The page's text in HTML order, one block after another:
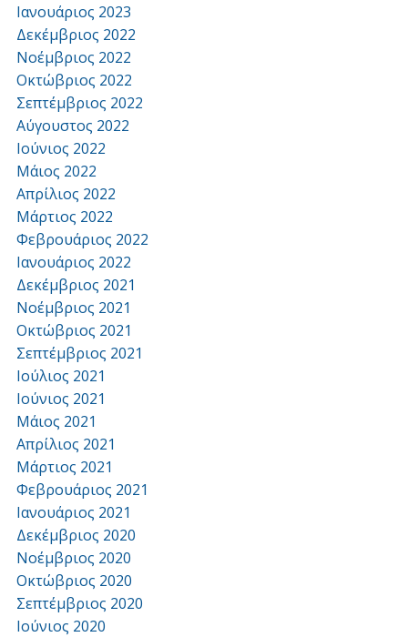
Ιανουάριος 2023
Δεκέμβριος 2022
Νοέμβριος 2022
Οκτώβριος 2022
Σεπτέμβριος 2022
Αύγουστος 2022
Ιούνιος 2022
Μάιος 2022
Απρίλιος 2022
Μάρτιος 2022
Φεβρουάριος 2022
Ιανουάριος 2022
Δεκέμβριος 2021
Νοέμβριος 2021
Οκτώβριος 2021
Σεπτέμβριος 2021
Ιούλιος 2021
Ιούνιος 2021
Μάιος 2021
Απρίλιος 2021
Μάρτιος 2021
Φεβρουάριος 2021
Ιανουάριος 2021
Δεκέμβριος 2020
Νοέμβριος 2020
Οκτώβριος 2020
Σεπτέμβριος 2020
Ιούνιος 2020